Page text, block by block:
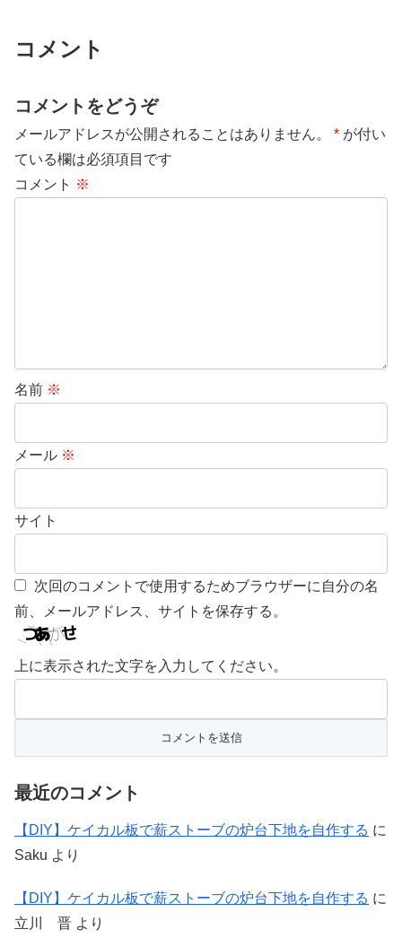
コメント
コメントをどうぞ
メールアドレスが公開されることはありません。 * が付い
ている欄は必須項目です
コメント ※
名前 ※
メール ※
サイト
次回のコメントで使用するためブラウザーに自分の名
前、メールアドレス、サイトを保存する。
上に表示された文字を入力してください。
最近のコメント
【DIY】ケイカル板で薪ストーブの炉台下地を自作する に
Saku より
【DIY】ケイカル板で薪ストーブの炉台下地を自作する に
立川 晋 より